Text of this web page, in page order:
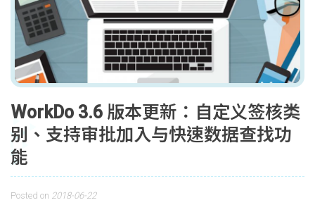
WorkDo 3.6 版本更新：自定义签核类
别、支持审批加入与快速数据查找功
能
Posted on 2018-06-22